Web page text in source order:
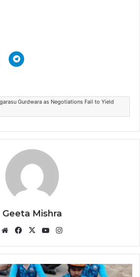
Gurdwara as Negotiations Fail to Yield
Geeta Mishra
WebsiteFacebook
X YouTube